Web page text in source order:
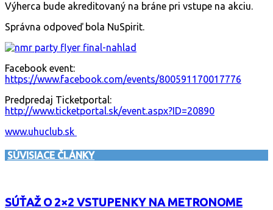
Výherca bude akreditovaný na bráne pri vstupe na akciu.
Správna odpoveď bola NuSpirit.
Facebook event:
https://www.facebook.com/events/800591170017776
Predpredaj Ticketportal:
http://www.ticketportal.sk/event.aspx?ID=20890
www.uhuclub.sk
SÚVISIACE ČLÁNKY
SÚŤAŽ O 2×2 VSTUPENKY NA METRONOME